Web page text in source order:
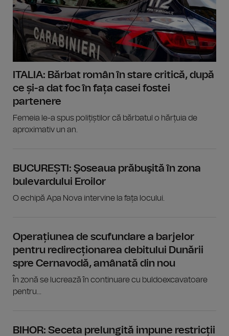
ITALIA: Bărbat român în stare critică, după
ce și-a dat foc în fața casei fostei
partenere
Femeia le-a spus polițiștilor că bărbatul o hărțuia de
aproximativ un an.
BUCUREȘTI: Şoseaua prăbuşită în zona
bulevardului Eroilor
O echipă Apa Nova intervine la fața locului.
Operațiunea de scufundare a barjelor
pentru redirecționarea debitului Dunării
spre Cernavodă, amânată din nou
În zonă se lucrează în continuare cu buldoexcavatoare
pentru...
BIHOR: Seceta prelungită impune restricții